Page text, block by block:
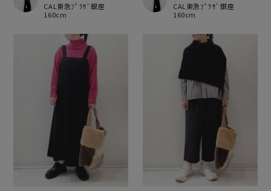
CAL東急ﾌﾟﾗｻﾞ銀座
160cm
CAL東急ﾌﾟﾗｻﾞ銀座
160cm